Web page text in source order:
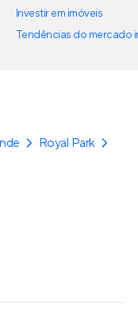
Investir em imóveis
Tendências do mercado
Royal Park